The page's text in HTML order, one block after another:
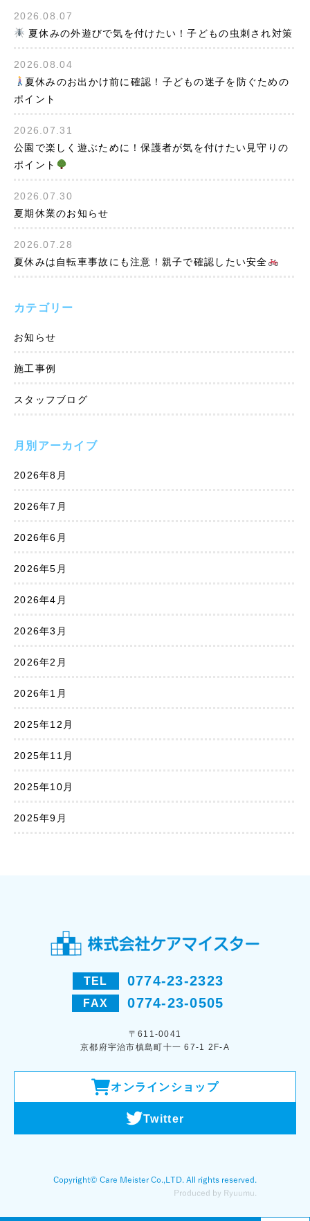
2026.08.07
夏休みの外遊びで気を付けたい！子どもの虫刺され対策
2026.08.04
夏休みのお出かけ前に確認！子どもの迷子を防ぐための
ポイント
2026.07.31
公園で楽しく遊ぶために！保護者が気を付けたい見守りの
ポイント
2026.07.30
夏期休業のお知らせ
2026.07.28
夏休みは自転車事故にも注意！親子で確認したい安全
カテゴリー
お知らせ
施工事例
スタッフブログ
月別アーカイブ
2026年8月
2026年7月
2026年6月
2026年5月
2026年4月
2026年3月
2026年2月
2026年1月
2025年12月
2025年11月
2025年10月
2025年9月
TEL 0774-23-2323
FAX 0774-23-0505
〒611-0041
京都府宇治市槙島町十一 67-1 2F-A
オンラインショップ
Twitter